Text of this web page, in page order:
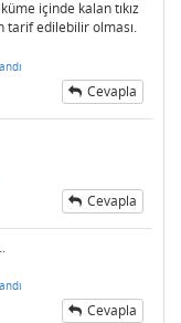
içinde kalan tıkız
tarif edilebilir olması.
Cevapla
Cevapla
Cevapla